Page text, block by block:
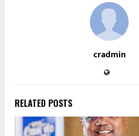
cradmin
RELATED POSTS